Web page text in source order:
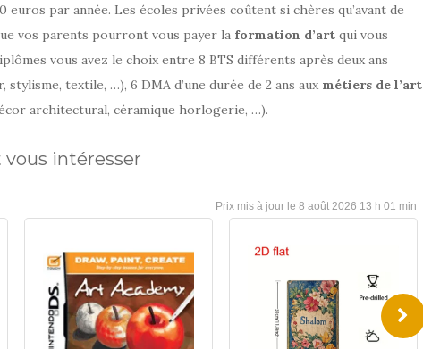
euros par année. Les écoles privées coûtent si chères qu’avant de
vos parents pourront vous payer la formation d’art qui vous
vous avez le choix entre 8 BTS différents après deux ans
stylisme, textile, …), 6 DMA d’une durée de 2 ans aux métiers de l’art
architectural, céramique horlogerie, …).
intéresser
8 août 2026 13 h 01 min
54,69 €